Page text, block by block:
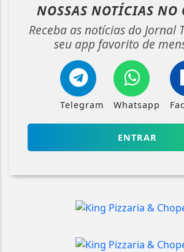
NOSSAS NOTÍCIAS NO
Receba as notícias do Jornal
seu app favorito de
Telegram Whatsapp
ENTRAR